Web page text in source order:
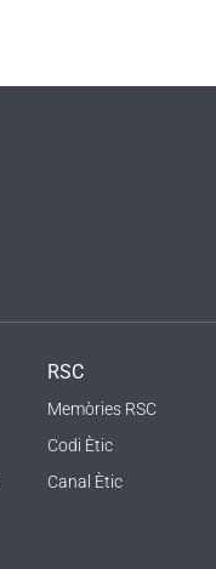
RSC
Memòries RSC
Codi Ètic
Canal Ètic